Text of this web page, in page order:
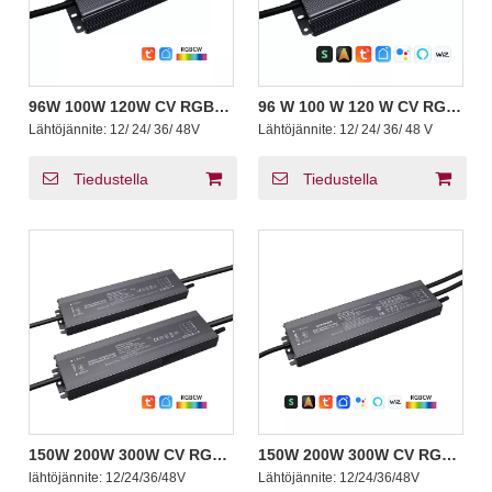
96W 100W 120W CV RGB
CW ZigBee Tuya Smart Life
-sovellukset Vakiojännite
110V 120V 220V 230V 240V
Lähtöjännite: 12/ 24/ 36/ 48V
Tiedustella
96 W 100 W 120 W CV RGB
CW 1 - 5 kanavaa BLE
Himmennettävä Tuya
ajurit 12 24 36 48 V
Lähtöjännite: 12/ 24/ 36/ 48 V
Tiedustella
150W 200W 300W CV RGB
CW ZigBee 3.0 Pro+ Smart
lähtöjännite: 12/24/36/48V
150W 200W 300W CV RGB
CW 1 - 5 kanavaa BLE
Lähtöjännite: 12/24/36/48V